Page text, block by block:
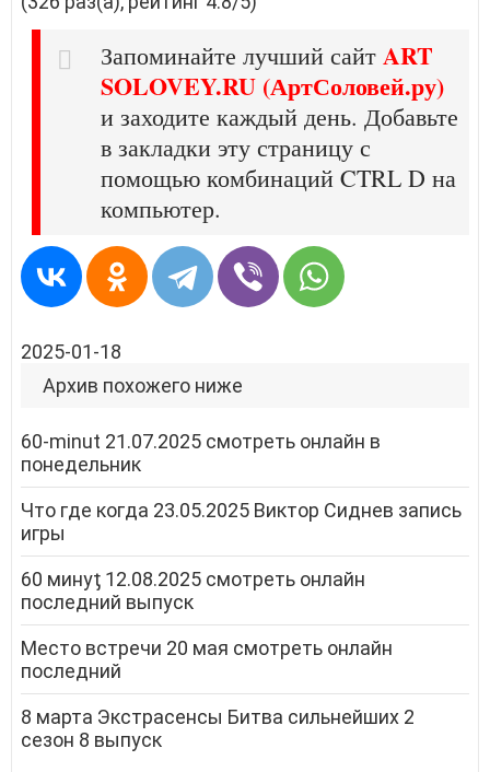
Запоминайте лучший сайт ART
SOLOVEY.RU (АртСоловей.ру)
и заходите каждый день. Добавьте
в закладки эту страницу с
помощью комбинаций CTRL D на
компьютер.
2025-01-18
Архив похожего ниже
60-minut 21.07.2025 смотреть онлайн в
понедельник
Что где когда 23.05.2025 Виктор Сиднев запись
игры
60 минуƫ 12.08.2025 смотреть онлайн
последний выпуск
Место встречи 20 мая смотреть онлайн
последний
8 марта Экстрасенсы Битва сильнейших 2
сезон 8 выпуск